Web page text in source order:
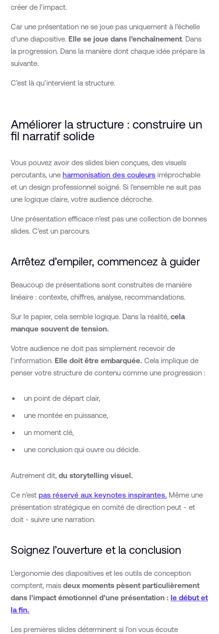
créer de l’impact.
Car une présentation ne se joue pas uniquement à l’échelle
d’une diapositive. Elle se joue dans l’enchaînement. Dans
la progression. Dans la manière dont chaque idée prépare la
suivante.
C’est là qu’intervient la structure.
Améliorer la structure : construire un
fil narratif solide
Vous pouvez avoir des slides bien conçues, des visuels
percutants, uneharmonisation des couleurs irréprochable
et un design professionnel soigné. Si l’ensemble ne suit pas
une logique claire, votre audience décroche.
Une présentation efficace n’est pas une collection de bonnes
slides. C’est un parcours.
Arrêtez d’empiler, commencez à guider
Beaucoup de présentations sont construites de manière
linéaire : contexte, chiffres, analyse, recommandations.
Sur le papier, cela semble logique. Dans la réalité,cela
manque souvent de tension.
Votre audience ne doit pas simplement recevoir de
l’information. Elle doit être embarquée. Cela implique de
penser votre structure de contenu comme une progression :
un point de départ clair,
une montée en puissance,
un moment clé,
une conclusion qui ouvre ou décide.
Autrement dit,du storytelling visuel.
Ce n’estpas réservé aux keynotes inspirantes. Même une
présentation stratégique en comité de direction peut - et
doit - suivre une narration.
Soignez l’ouverture et la conclusion
L’ergonomie des diapositives et les outils de conception
comptent, maisdeux moments pèsent particulièrement
dans l’impact émotionnel d’une présentation :le début et
la fin.
Les premières slides déterminent si l’on vous écoute